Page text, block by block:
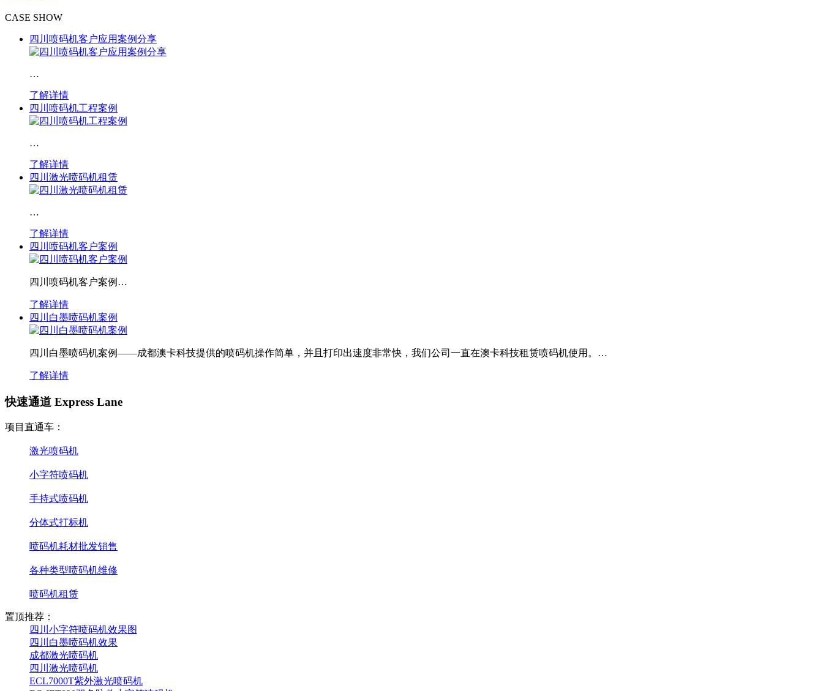
CASE SHOW
四川喷码机客户应用案例分享
…
了解详情
四川喷码机工程案例
…
了解详情
四川激光喷码机租赁
…
了解详情
四川喷码机客户案例
四川喷码机客户案例…
了解详情
四川白墨喷码机案例
四川白墨喷码机案例——成都澳卡科技提供的喷码机操作简单，并且打印出速度非常快，我们公司一直在澳卡科技租赁喷码机使用。…
了解详情
快速通道 Express Lane
项目直通车：
激光喷码机
小字符喷码机
手持式喷码机
分体式打标机
喷码机耗材批发销售
各种类型喷码机维修
喷码机租赁
置顶推荐：
四川小字符喷码机效果图
四川白墨喷码机效果
成都激光喷码机
四川激光喷码机
ECL7000T紫外激光喷码机